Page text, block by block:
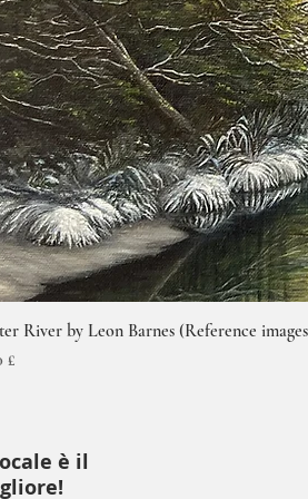
River by Leon Barnes (Reference
£
è il